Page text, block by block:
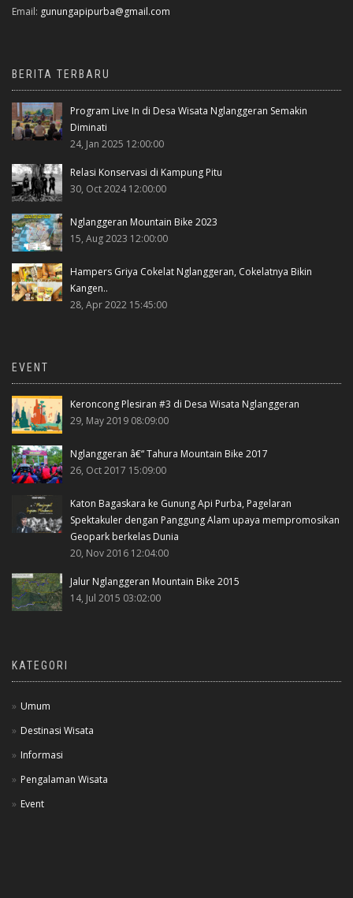
Email: gunungapipurba@gmail.com
BERITA TERBARU
Program Live In di Desa Wisata Nglanggeran Semakin
Diminati
24, Jan 2025 12:00:00
Relasi Konservasi di Kampung Pitu
30, Oct 2024 12:00:00
Nglanggeran Mountain Bike 2023
15, Aug 2023 12:00:00
Hampers Griya Cokelat Nglanggeran, Cokelatnya Bikin
Kangen..
28, Apr 2022 15:45:00
EVENT
Keroncong Plesiran #3 di Desa Wisata Nglanggeran
29, May 2019 08:09:00
Nglanggeran â€“ Tahura Mountain Bike 2017
26, Oct 2017 15:09:00
Katon Bagaskara ke Gunung Api Purba, Pagelaran
Spektakuler dengan Panggung Alam upaya mempromosikan
Geopark berkelas Dunia
20, Nov 2016 12:04:00
Jalur Nglanggeran Mountain Bike 2015
14, Jul 2015 03:02:00
KATEGORI
Umum
Destinasi Wisata
Informasi
Pengalaman Wisata
Event